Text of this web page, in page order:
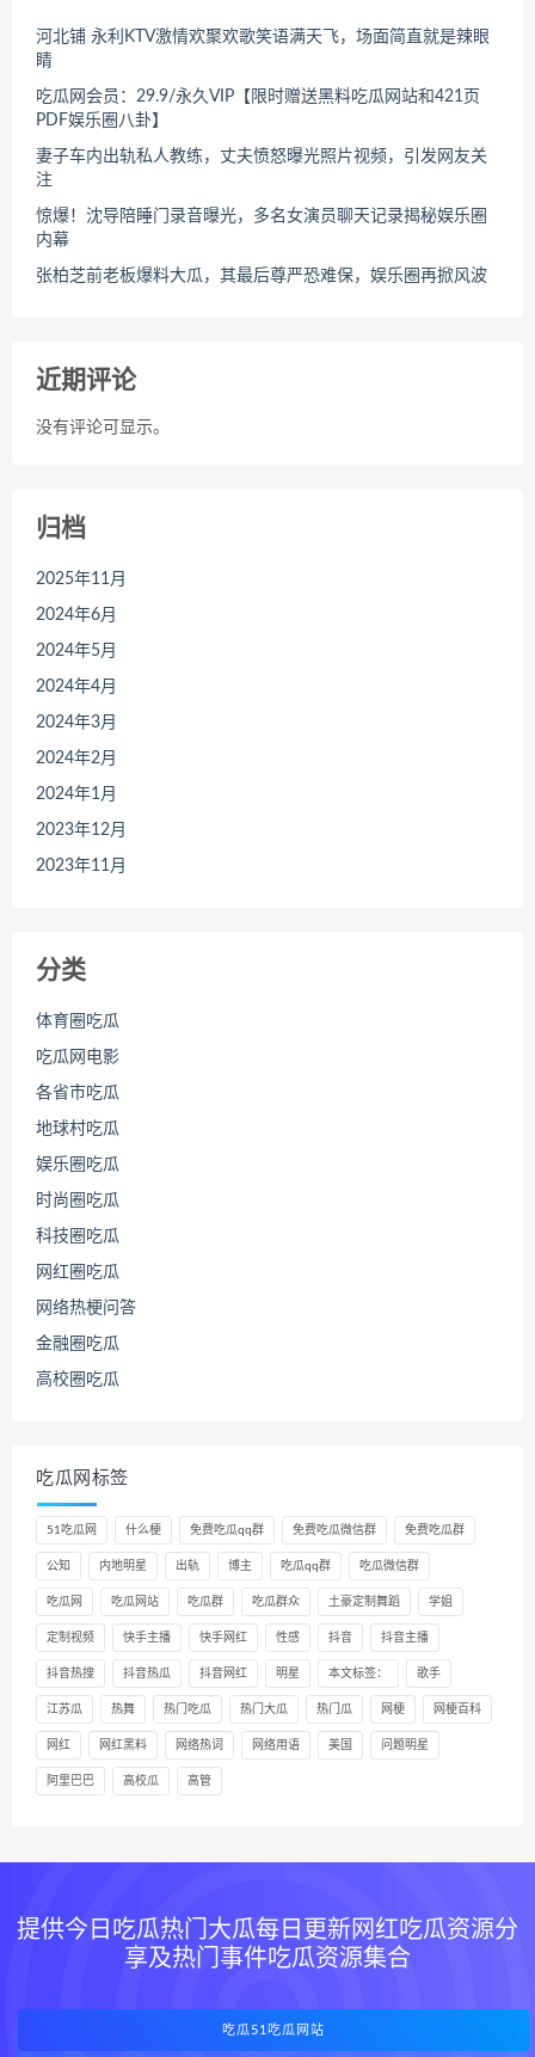
河北铺 永利KTV激情欢聚欢歌笑语满天飞，场面简直就是辣眼
睛
吃瓜网会员：29.9/永久VIP【限时赠送黑料吃瓜网站和421页
PDF娱乐圈八卦】
妻子车内出轨私人教练，丈夫愤怒曝光照片视频，引发网友关
注
惊爆！沈导陪睡门录音曝光，多名女演员聊天记录揭秘娱乐圈
内幕
张柏芝前老板爆料大瓜，其最后尊严恐难保，娱乐圈再掀风波
近期评论
没有评论可显示。
归档
2025年11月
2024年6月
2024年5月
2024年4月
2024年3月
2024年2月
2024年1月
2023年12月
2023年11月
分类
体育圈吃瓜
吃瓜网电影
各省市吃瓜
地球村吃瓜
娱乐圈吃瓜
时尚圈吃瓜
科技圈吃瓜
网红圈吃瓜
网络热梗问答
金融圈吃瓜
高校圈吃瓜
吃瓜网标签
51吃瓜网 什么梗 免费吃瓜qq群 免费吃瓜微信群 免费吃瓜群
公知 内地明星 出轨 博主 吃瓜qq群 吃瓜微信群
吃瓜网 吃瓜网站 吃瓜群 吃瓜群众 土豪定制舞蹈 学姐
定制视频 快手主播 快手网红 性感 抖音 抖音主播
抖音热搜 抖音热瓜 抖音网红 明星 本文标签： 歌手
江苏瓜 热舞 热门吃瓜 热门大瓜 热门瓜 网梗 网梗百科
网红 网红黑料 网络热词 网络用语 美国 问题明星
阿里巴巴 高校瓜 高管
提供今日吃瓜热门大瓜每日更新网红吃瓜资源分
享及热门事件吃瓜资源集合
吃瓜51吃瓜网站